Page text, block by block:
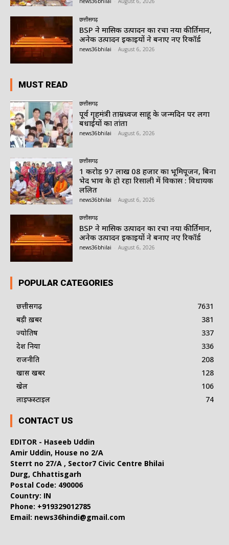
छत्तीसगढ़
BSP ने मासिक उत्पादन का रचा नया कीर्तिमान,
अनेक उत्पादन इकाइयों ने बनाए नए रिकॉर्ड
news36bhilai August 6, 2026
MUST READ
छत्तीसगढ़
पूर्व गृहमंत्री ताम्रध्वज साहू के जन्मदिन पर लगा
बधाईयों का तांता
news36bhilai August 6, 2026
छत्तीसगढ़
1 करोड़ 97 लाख 08 हजार का भूमिपूजन, बिना
भेद भाव के हो रहा रिसाली में विकास : विधायक
ललित
news36bhilai August 6, 2026
छत्तीसगढ़
BSP ने मासिक उत्पादन का रचा नया कीर्तिमान,
अनेक उत्पादन इकाइयों ने बनाए नए रिकॉर्ड
news36bhilai August 6, 2026
POPULAR CATEGORIES
छत्तीसगढ़
7631
बड़ी ख़बर
381
ज्योतिष
337
देश दुनिया
336
राजनीति
208
खास खबर
128
खेल
106
लाइफस्टाइल
74
CONTACT US
EDITOR - Haseeb Uddin
Amir Uddin, House no 2/A
Sterrt no 27/A , Sector7 Civic Centre Bhilai
Durg, Chhattisgarh
Postal Code: 490006
Country: IN
Phone: +919329012785
Email: news36hindi@gmail.com